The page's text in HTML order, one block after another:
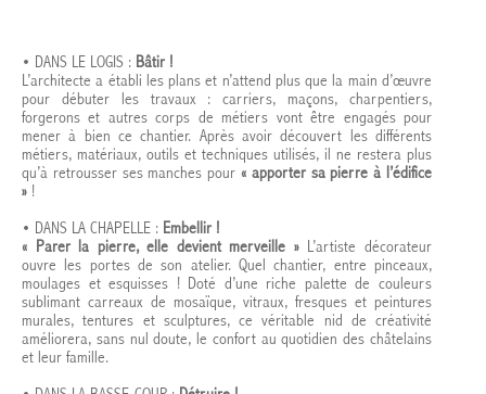
• DANS LE LOGIS : Bâtir !
L’architecte a établi les plans et n’attend plus que la main d’œuvre
pour débuter les travaux : carriers, maçons, charpentiers,
forgerons et autres corps de métiers vont être engagés pour
mener à bien ce chantier. Après avoir découvert les différents
métiers, matériaux, outils et techniques utilisés, il ne restera plus
qu’à retrousser ses manches pour « apporter sa pierre à l’édifice
» !
• DANS LA CHAPELLE : Embellir !
« Parer la pierre, elle devient merveille »L’artiste décorateur
ouvre les portes de son atelier. Quel chantier, entre pinceaux,
moulages et esquisses ! Doté d’une riche palette de couleurs
sublimant carreaux de mosaïque, vitraux, fresques et peintures
murales, tentures et sculptures, ce véritable nid de créativité
améliorera, sans nul doute, le confort au quotidien des châtelains
et leur famille.